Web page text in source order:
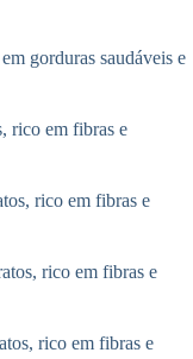
gorduras saudáveis e
rico em fibras e
rico em fibras e
rico em fibras e
rico em fibras e